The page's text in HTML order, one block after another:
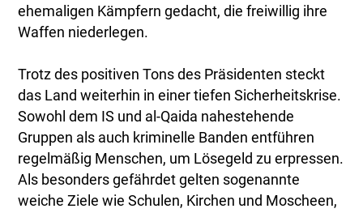
ehemaligen Kämpfern gedacht, die freiwillig ihre
Waffen niederlegen.
Trotz des positiven Tons des Präsidenten steckt
das Land weiterhin in einer tiefen Sicherheitskrise.
Sowohl dem IS und al-Qaida nahestehende
Gruppen als auch kriminelle Banden entführen
regelmäßig Menschen, um Lösegeld zu erpressen.
Als besonders gefährdet gelten sogenannte
weiche Ziele wie Schulen, Kirchen und Moscheen,